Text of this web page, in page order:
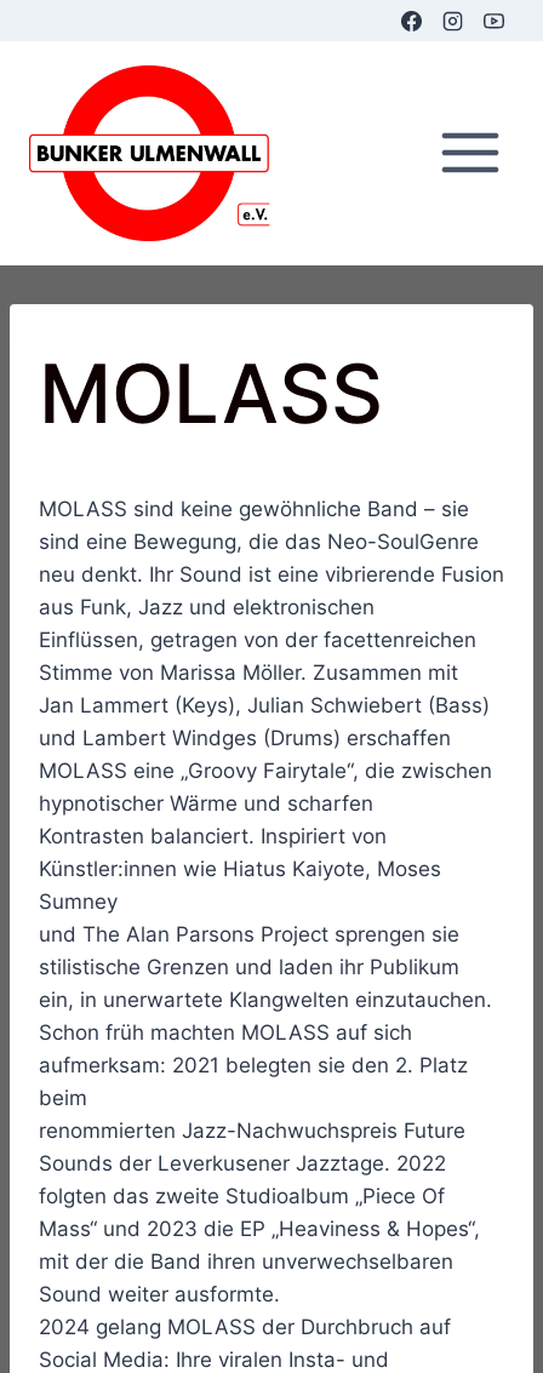
MOLASS
MOLASS sind keine gewöhnliche Band – sie
sind eine Bewegung, die das Neo-SoulGenre
neu denkt. Ihr Sound ist eine vibrierende Fusion
aus Funk, Jazz und elektronischen
Einflüssen, getragen von der facettenreichen
Stimme von Marissa Möller. Zusammen mit
Jan Lammert (Keys), Julian Schwiebert (Bass)
und Lambert Windges (Drums) erschaffen
MOLASS eine „Groovy Fairytale“, die zwischen
hypnotischer Wärme und scharfen
Kontrasten balanciert. Inspiriert von
Künstler:innen wie Hiatus Kaiyote, Moses
Sumney
und The Alan Parsons Project sprengen sie
stilistische Grenzen und laden ihr Publikum
ein, in unerwartete Klangwelten einzutauchen.
Schon früh machten MOLASS auf sich
aufmerksam: 2021 belegten sie den 2. Platz
beim
renommierten Jazz-Nachwuchspreis Future
Sounds der Leverkusener Jazztage. 2022
folgten das zweite Studioalbum „Piece Of
Mass“ und 2023 die EP „Heaviness & Hopes“,
mit der die Band ihren unverwechselbaren
Sound weiter ausformte.
2024 gelang MOLASS der Durchbruch auf
Social Media: Ihre viralen Insta- und